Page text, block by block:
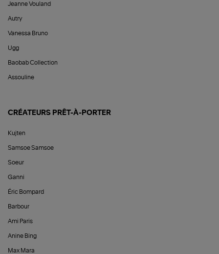
Jeanne Vouland
Autry
Vanessa Bruno
Ugg
Baobab Collection
Assouline
CRÉATEURS PRÊT-À-PORTER
Kujten
Samsoe Samsoe
Soeur
Ganni
Éric Bompard
Barbour
Ami Paris
Anine Bing
Max Mara